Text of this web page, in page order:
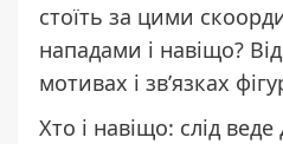
стоїть за цими
нападами і навіщо?
мотивах і зв’язках
Хто і навіщо: слід